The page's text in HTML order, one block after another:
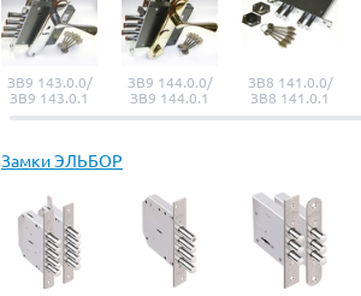
ЗВ9 143.0.0/
ЗВ9 143.0.1
ЗВ9 144.0.0/
ЗВ9 144.0.1
ЗВ8 141.0.0/
ЗВ8 141.0.1
Замки ЭЛЬБОР